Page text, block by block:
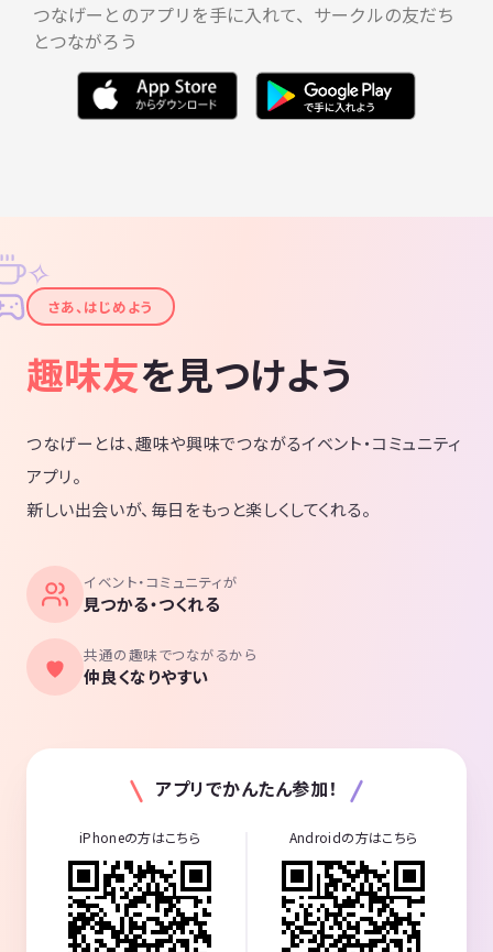
つなげーとのアプリを手に入れて、サークルの友だち
とつながろう
✦
✧
さあ、はじめよう
趣味友を見つけよう
つなげーとは、趣味や興味でつながるイベント・コミュニティ
アプリ。
新しい出会いが、毎日をもっと楽しくしてくれる。
イベント・コミュニティが
見つかる・つくれる
共通の趣味でつながるから
仲良くなりやすい
アプリでかんたん参加！
iPhoneの方はこちら Androidの方はこちら